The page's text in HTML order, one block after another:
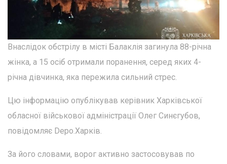
Внаслідок обстрілу в місті Балаклія загинула 88-річна
жінка, а 15 осіб отримали поранення, серед яких 4-
річна дівчинка, яка пережила сильний стрес.
Цю інформацію опублікував керівник Харківської
обласної військової адміністрації Олег Синєгубов,
повідомляє Depo.Харків.
За його словами, ворог активно застосовував по